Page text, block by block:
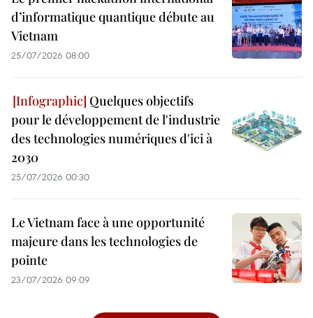
d’informatique quantique débute au
Vietnam
25/07/2026 08:00
Quelques objectifs
pour le développement de l'industrie
des technologies numériques d'ici à
2030
25/07/2026 00:30
Le Vietnam face à une opportunité
majeure dans les technologies de
pointe
23/07/2026 09:09